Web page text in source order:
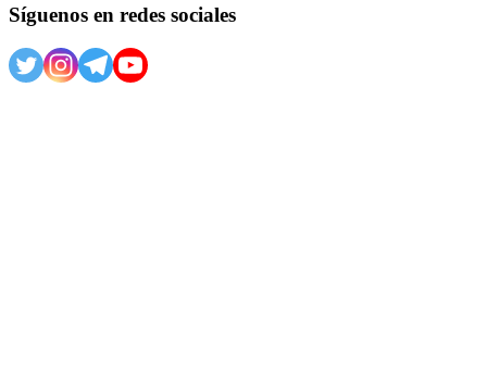
Síguenos en redes sociales